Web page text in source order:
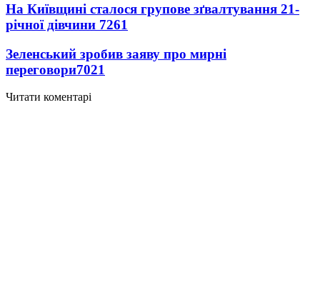
На Київщині сталося групове зґвалтування 21-
річної дівчини 7261
Зеленський зробив заяву про мирні
переговори7021
Читати коментарі